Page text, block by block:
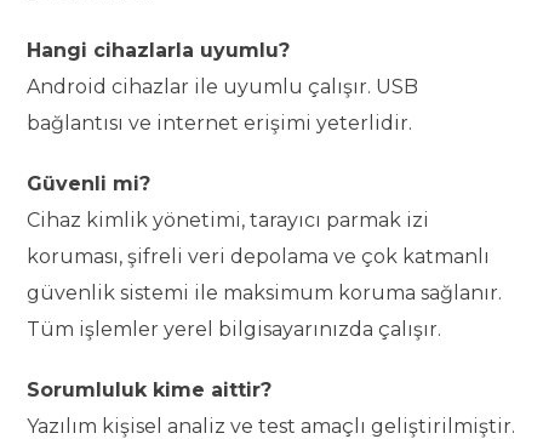
Hangi cihazlarla uyumlu?
Android cihazlar ile uyumlu çalışır. USB
bağlantısı ve internet erişimi yeterlidir.
Güvenli mi?
Cihaz kimlik yönetimi, tarayıcı parmak izi
koruması, şifreli veri depolama ve çok katmanlı
güvenlik sistemi ile maksimum koruma sağlanır.
Tüm işlemler yerel bilgisayarınızda çalışır.
Sorumluluk kime aittir?
Yazılım kişisel analiz ve test amaçlı geliştirilmiştir.